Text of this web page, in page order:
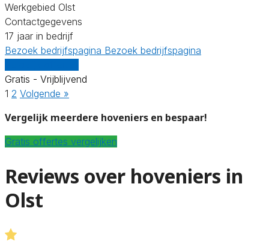
Werkgebied Olst
Contactgegevens
17 jaar in bedrijf
Bezoek bedrijfspagina Bezoek bedrijfspagina
Gratis - Vrijblijvend
1 2 Volgende »
Vergelijk meerdere hoveniers en bespaar!
Gratis offertes vergelijken
Reviews over hoveniers in
Olst